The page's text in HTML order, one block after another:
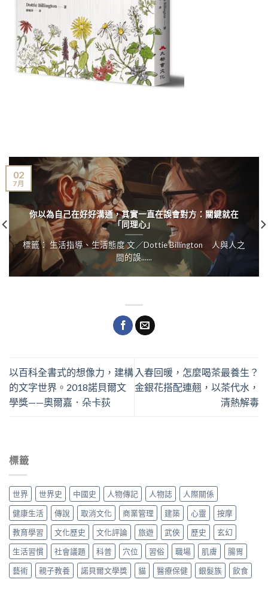
你以為自己在好好溝通，其實一直在誤會對方：關鍵就在
「同理心」
標籤： 生活指導、生活態度 文／Dottie Billington 人與人之
間的誤......
02
7 月
以百科全書式的想像力，建構
的文字世界。2018諾貝爾文
學獎——奧爾嘉．朵卡荻
入春回暖，怎麼喝茶最養生？
金銀花搭配連翹，以茶代水，
清熱解毒
標籤
世界 世界史 中國史 人物傳記 人物誌
人際關係
健康生活
傳說 取消文化 商業管理 建築 心靈
按摩
教育學習
文化歷史 文化評論 旅遊 武俠 歷史
玄幻
生活習慣
社會議題 科普 穴位 習俗 職場 肌膚
腸胃
藝術
親子教養 諾貝爾文學獎 貓 醫療保健 銀髮族 飲食